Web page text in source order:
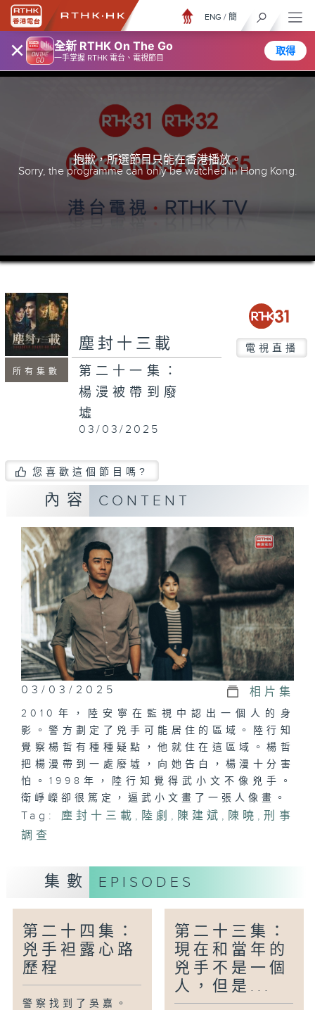
× 全新 RTHK On The Go
一手掌握 RTHK 電台、電視節目
取得
ENG / 簡
抱歉，所選節目只能在香港播放。
Sorry, the programme can only be watched in Hong Kong.
所有集數
塵封十三載 電視直播
第二十一集：
楊漫被帶到廢
墟
03/03/2025
您喜歡這個節目嗎?
內容 CONTENT
03/03/2025 相片集
2010年，陸安寧在監視中認出一個人的身
影。警方劃定了兇手可能居住的區域。陸行知
覺察楊哲有種種疑點，他就住在這區域。楊哲
把楊漫帶到一處廢墟，向她告白，楊漫十分害
怕。1998年，陸行知覺得武小文不像兇手。
衛崢嶸卻很篤定，逼武小文畫了一張人像畫。
Tag: 塵封十三載 , 陸劇 , 陳建斌 , 陳曉 ,刑事
調查
集數 EPISODES
第二十四集：
兇手袒露心路
歷程
警察找到了吳嘉。
第二十三集：
現在和當年的
兇手不是一個
人，但是...